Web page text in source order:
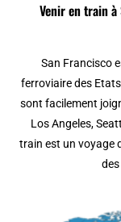
Venir en train à
San Francisco
ferroviaire des
sont facilement
Los Angeles,
train est un voyage